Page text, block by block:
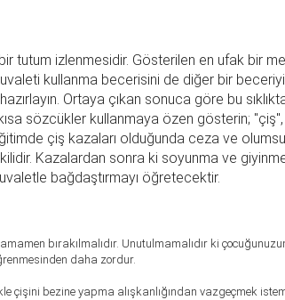
izlenmesidir. Gösterilen en ufak bir
kullanma becerisini de diğer bir
Ortaya çıkan sonuca göre bu
sözcükler kullanmaya özen gösterin; "çiş",
çiş kazaları olduğunda ceza ve
Kazalardan sonra ki soyunma ve
bağdaştırmayı öğretecektir.
bırakılmalıdır. Unutulmamalıdır ki
daha zordur.
çişini bezine yapma alışkanlığından vazgeçmek